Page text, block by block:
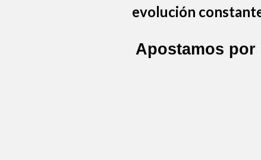
evolución
Apostamos por